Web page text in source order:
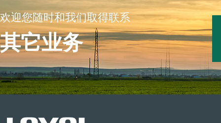
欢迎您随时和我们取得联系
其它业务